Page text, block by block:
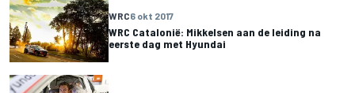
WRC6 okt 2017
WRC Catalonië: Mikkelsen aan de leiding na
eerste dag met Hyundai